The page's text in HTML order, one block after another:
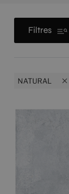
Filtres
NATURAL